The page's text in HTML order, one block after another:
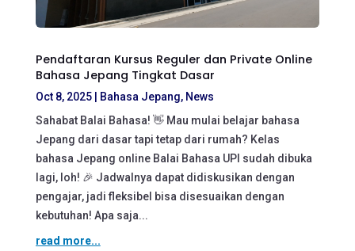
Pendaftaran Kursus Reguler dan Private Online
Bahasa Jepang Tingkat Dasar
Oct 8, 2025| Bahasa Jepang, News
Sahabat Balai Bahasa! 👋 Mau mulai belajar bahasa
Jepang dari dasar tapi tetap dari rumah? Kelas
bahasa Jepang online Balai Bahasa UPI sudah dibuka
lagi, loh! 🎉 Jadwalnya dapat didiskusikan dengan
pengajar, jadi fleksibel bisa disesuaikan dengan
kebutuhan! Apa saja...
read more...